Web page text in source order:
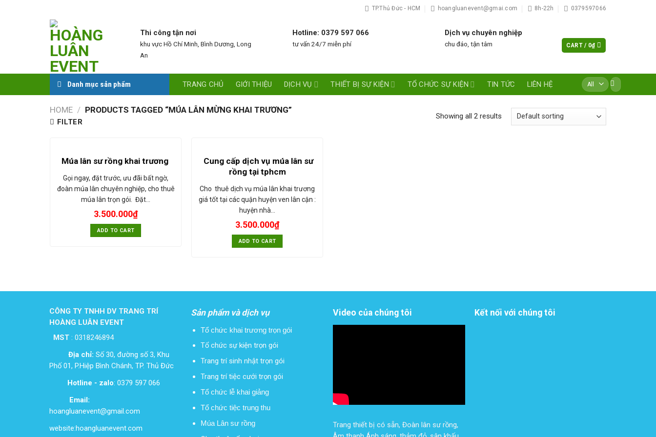
TP.Thủ Đức - HCM hoangluanevent@gmai.com 8h-22h 0379597066
Thi công tận nơi
khu vực Hồ Chí Minh, Bình Dương, Long
An
Hotline: 0379 597 066
tư vấn 24/7 miễn phí
Dịch vụ chuyên nghiệp
chu đáo, tận tâm CART / 0₫
Danh mục sản phẩm TRANG CHỦ GIỚI THIỆU DỊCH VỤ THIẾT BỊ SỰ KIỆN TỔ CHỨC SỰ KIỆN TIN TỨC LIÊN HỆ
Search
for:
HOME / PRODUCTS TAGGED “MÚA LÂN MỪNG KHAI TRƯƠNG”
FILTER
Showing all 2 results
Múa lân sư rồng khai trương
Gọi ngay, đặt trước, ưu đãi bất ngờ,
đoàn múa lân chuyên nghiệp, cho thuê
múa lân trọn gói. Đặt…
3.500.000₫
ADD TO CART
Cung cấp dịch vụ múa lân sư
rồng tại tphcm
Cho thuê dịch vụ múa lân khai trương
giá tốt tại các quận huyện ven lân cận :
huyện nhà…
3.500.000₫
ADD TO CART
CÔNG TY TNHH DV TRANG TRÍ
HOÀNG LUÂN EVENT
MST: 0318246894
Địa chỉ: Số 30, đường số 3, Khu
Phố 01, P.Hiệp Bình Chánh, TP. Thủ Đức
Hotline - zalo: 0379 597 066
Email:
hoangluanevent@gmail.com
website:hoangluanevent.com
Sản phẩm và dịch vụ
Tổ chức khai trương trọn gói
Tổ chức sự kiện trọn gói
Trang trí sinh nhật trọn gói
Trang trí tiệc cưới trọn gói
Tổ chức lễ khai giảng
Tổ chức tiệc trung thu
Múa Lân sư rồng
Video của chúng tôi
Trang thiết bị có sẵn, Đoàn lân sư rồng,
Kết nối với chúng tôi